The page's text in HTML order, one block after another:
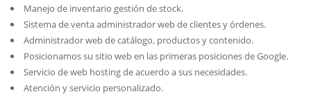
Manejo de inventario gestión de stock.
Sistema de venta administrador web de clientes y órdenes.
Administrador web de catálogo, productos y contenido.
Posicionamos su sitio web en las primeras posiciones de Google.
Servicio de web hosting de acuerdo a sus necesidades.
Atención y servicio personalizado.